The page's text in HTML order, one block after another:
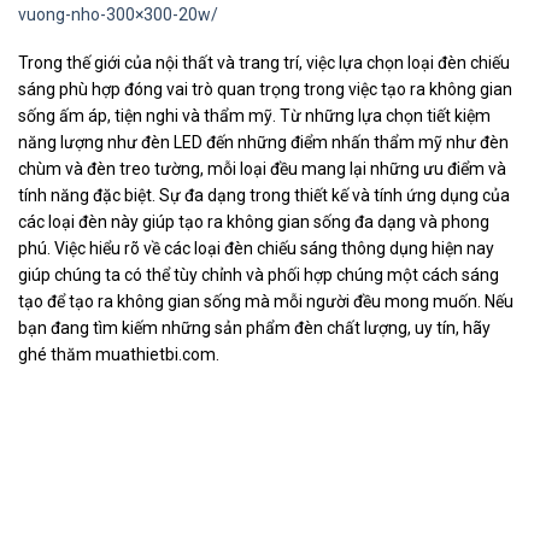
vuong-nho-300×300-20w/
Trong thế giới của nội thất và trang trí, việc lựa chọn loại đèn chiếu
sáng phù hợp đóng vai trò quan trọng trong việc tạo ra không gian
sống ấm áp, tiện nghi và thẩm mỹ. Từ những lựa chọn tiết kiệm
năng lượng như đèn LED đến những điểm nhấn thẩm mỹ như đèn
chùm và đèn treo tường, mỗi loại đều mang lại những ưu điểm và
tính năng đặc biệt. Sự đa dạng trong thiết kế và tính ứng dụng của
các loại đèn này giúp tạo ra không gian sống đa dạng và phong
phú. Việc hiểu rõ về các loại đèn chiếu sáng thông dụng hiện nay
giúp chúng ta có thể tùy chỉnh và phối hợp chúng một cách sáng
tạo để tạo ra không gian sống mà mỗi người đều mong muốn. Nếu
bạn đang tìm kiếm những sản phẩm đèn chất lượng, uy tín, hãy
ghé thăm muathietbi.com.